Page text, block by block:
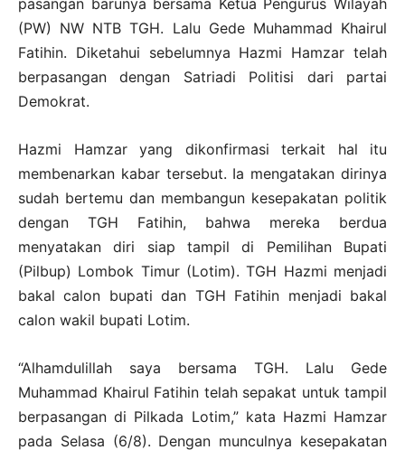
pasangan barunya bersama Ketua Pengurus Wilayah
(PW) NW NTB TGH. Lalu Gede Muhammad Khairul
Fatihin. Diketahui sebelumnya Hazmi Hamzar telah
berpasangan dengan Satriadi Politisi dari partai
Demokrat.
Hazmi Hamzar yang dikonfirmasi terkait hal itu
membenarkan kabar tersebut. Ia mengatakan dirinya
sudah bertemu dan membangun kesepakatan politik
dengan TGH Fatihin, bahwa mereka berdua
menyatakan diri siap tampil di Pemilihan Bupati
(Pilbup) Lombok Timur (Lotim). TGH Hazmi menjadi
bakal calon bupati dan TGH Fatihin menjadi bakal
calon wakil bupati Lotim.
“Alhamdulillah saya bersama TGH. Lalu Gede
Muhammad Khairul Fatihin telah sepakat untuk tampil
berpasangan di Pilkada Lotim,” kata Hazmi Hamzar
pada Selasa (6/8). Dengan munculnya kesepakatan